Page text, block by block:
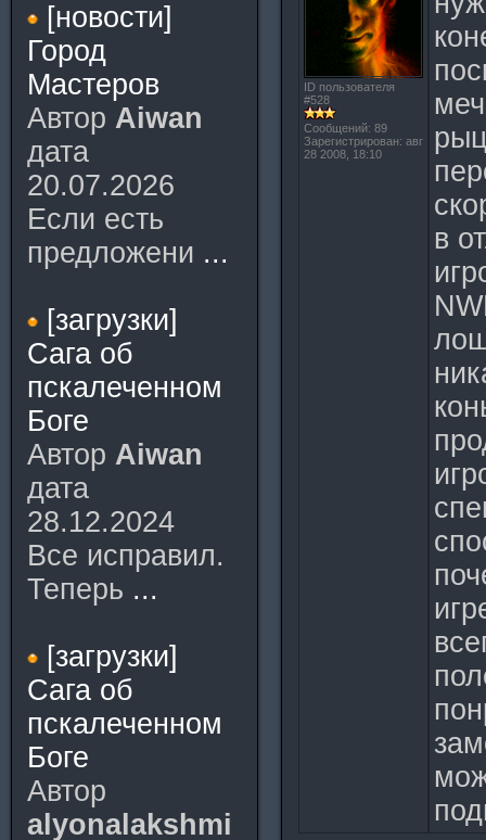
[новости]
Город
Мастеров
Автор Aiwan
дата
20.07.2026
Если есть
предложени ...
[загрузки]
Сага об
пскалеченном
Боге
Автор Aiwan
дата
28.12.2024
Все исправил.
Теперь ...
[загрузки]
Сага об
пскалеченном
Боге
Автор
alyonalakshmi
ID пользователя
#528
Сообщений: 89
Зарегистрирован: авг
28 2008, 18:10
в